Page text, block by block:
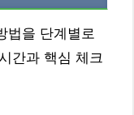
법을 단계별로
간과 핵심 체크